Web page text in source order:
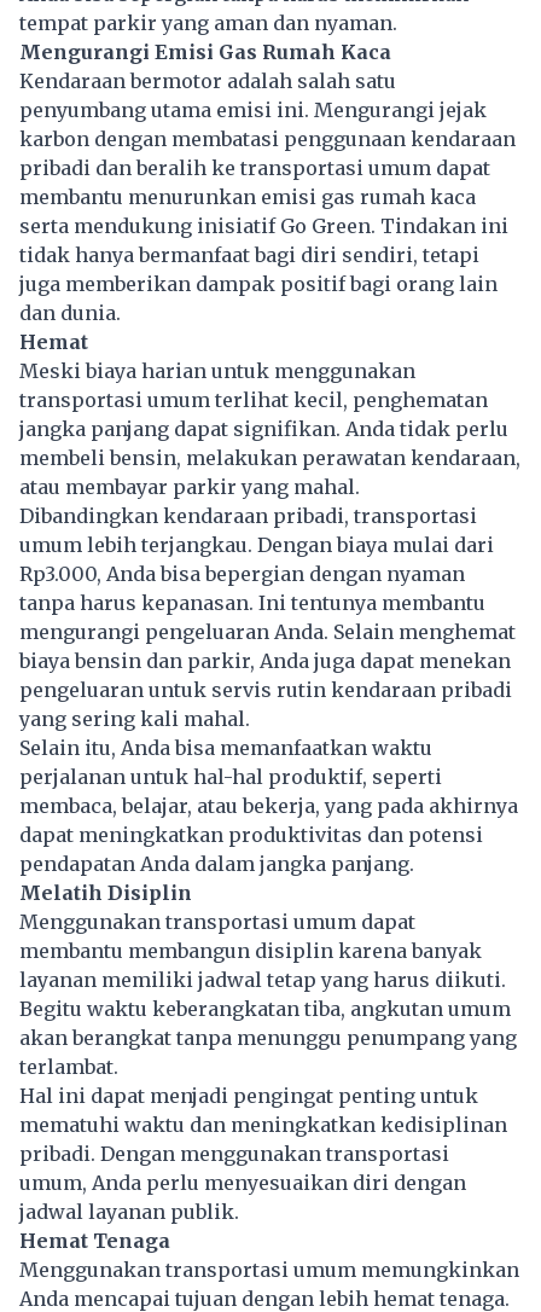
tempat parkir yang aman dan nyaman.
Mengurangi Emisi Gas Rumah Kaca
Kendaraan bermotor adalah salah satu
penyumbang utama emisi ini. Mengurangi jejak
karbon dengan membatasi penggunaan kendaraan
pribadi dan beralih ke transportasi umum dapat
membantu menurunkan emisi gas rumah kaca
serta mendukung inisiatif Go Green. Tindakan ini
tidak hanya bermanfaat bagi diri sendiri, tetapi
juga memberikan dampak positif bagi orang lain
dan dunia.
Hemat
Meski biaya harian untuk menggunakan
transportasi umum terlihat kecil, penghematan
jangka panjang dapat signifikan. Anda tidak perlu
membeli bensin, melakukan perawatan kendaraan,
atau membayar parkir yang mahal.
Dibandingkan kendaraan pribadi, transportasi
umum lebih terjangkau. Dengan biaya mulai dari
Rp3.000, Anda bisa bepergian dengan nyaman
tanpa harus kepanasan. Ini tentunya membantu
mengurangi pengeluaran Anda. Selain menghemat
biayabensin dan parkir, Anda juga dapat menekan
pengeluaran untuk servis rutin kendaraan pribadi
yang sering kali mahal.
Selain itu, Anda bisa memanfaatkan waktu
perjalanan untuk hal-hal produktif, seperti
membaca, belajar, atau bekerja, yang pada akhirnya
dapat meningkatkan produktivitas dan potensi
pendapatan Anda dalam jangka panjang.
Melatih Disiplin
Menggunakan transportasi umum dapat
membantu membangun disiplin karena banyak
layanan memiliki jadwal tetap yang harus diikuti.
Begitu waktu keberangkatan tiba, angkutan umum
akan berangkat tanpa menunggu penumpang yang
terlambat.
Hal ini dapat menjadi pengingat penting untuk
mematuhi waktu dan meningkatkan kedisiplinan
pribadi. Dengan menggunakan transportasi
umum, Anda perlu menyesuaikan diri dengan
jadwal layanan publik.
Hemat Tenaga
Menggunakan transportasi umum memungkinkan
Anda mencapai tujuan dengan lebih hemat tenaga.